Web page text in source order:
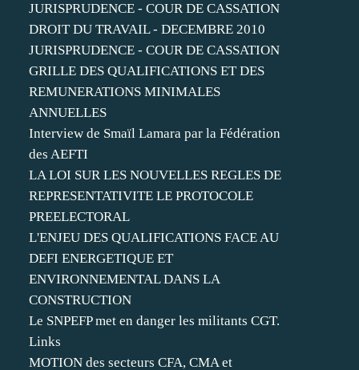
JURISPRUDENCE - COUR DE CASSATION
DROIT DU TRAVAIL - DECEMBRE 2010
JURISPRUDENCE - COUR DE CASSATION
GRILLE DES QUALIFICATIONS ET DES
REMUNERATIONS MINIMALES
ANNUELLES
Interview de Smaïl Lamara par la Fédération
des AEFTI
LA LOI SUR LES NOUVELLES REGLES DE
REPRESENTATIVITE LE PROTOCOLE
PREELECTORAL
L'ENJEU DES QUALIFICATIONS FACE AU
DEFI ENERGETIQUE ET
ENVIRONNEMENTAL DANS LA
CONSTRUCTION
Le SNPEFP met en danger les militants CGT.
Links
MOTION des secteurs CFA, CMA et